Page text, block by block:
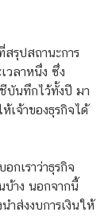
สรุปสถานะการ
วลาหนึ่ง ซึ่ง
บันทึกไว้ทั้งปี มา
เจ้าของธุรกิจได้
อกเราว่าธุรกิจ
บ้าง นอกจากนี้
ำส่งงบการเงินให้